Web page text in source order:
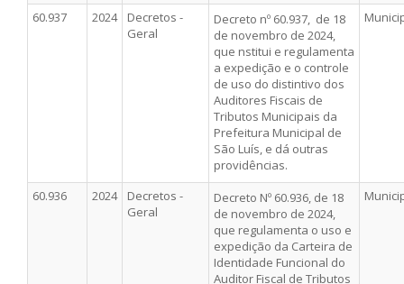
60.937 2024
Decretos -
Geral
Decreto nº 60.937, de 18
de novembro de 2024,
que nstitui e regulamenta
a expedição e o controle
de uso do distintivo dos
Auditores Fiscais de
Tributos Municipais da
Prefeitura Municipal de
São Luís, e dá outras
providências.
60.936 2024
Decretos -
Geral
Decreto Nº 60.936, de 18
de novembro de 2024,
que regulamenta o uso e
expedição da Carteira de
Identidade Funcional do
Auditor Fiscal de Tributos